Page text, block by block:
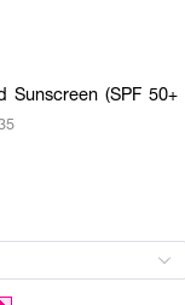
Sunscreen (SPF 50+